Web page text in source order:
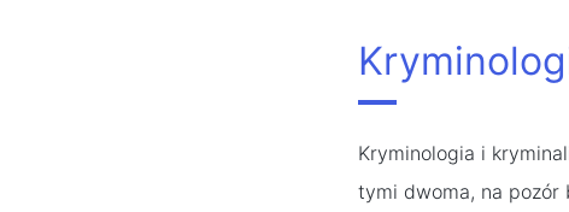
Kryminologia i
tymi dwoma, na pozór